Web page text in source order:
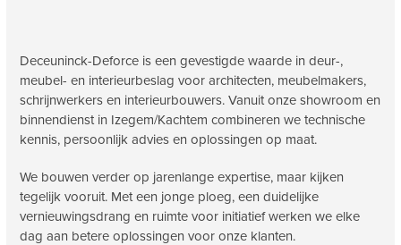
Deceuninck-Deforce is een gevestigde waarde in deur-,
meubel- en interieurbeslag voor architecten, meubelmakers,
schrijnwerkers en interieurbouwers. Vanuit onze showroom en
binnendienst in Izegem/Kachtem combineren we technische
kennis, persoonlijk advies en oplossingen op maat.
We bouwen verder op jarenlange expertise, maar kijken
tegelijk vooruit. Met een jonge ploeg, een duidelijke
vernieuwingsdrang en ruimte voor initiatief werken we elke
dag aan betere oplossingen voor onze klanten.